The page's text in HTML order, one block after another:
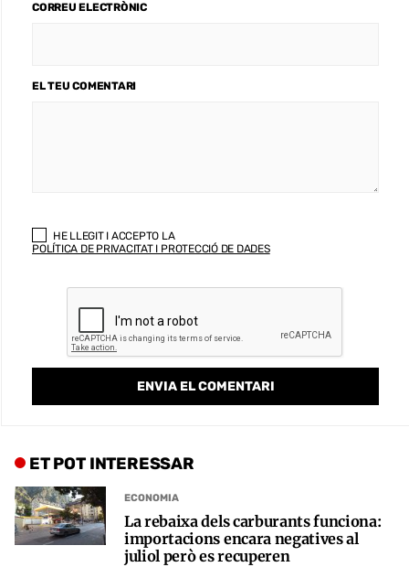
CORREU ELECTRÒNIC
EL TEU COMENTARI
HE LLEGIT I ACCEPTO LA
POLÍTICA DE PRIVACITAT I PROTECCIÓ DE DADES
ET POT INTERESSAR
ECONOMIA
La rebaixa dels carburants funciona:
importacions encara negatives al
juliol però es recuperen